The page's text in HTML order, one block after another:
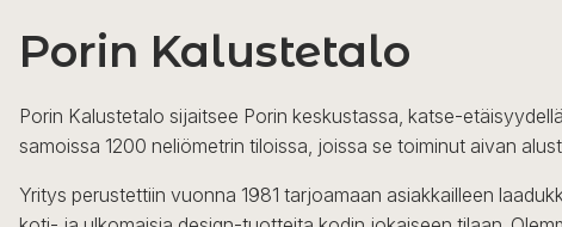
Porin Kalustetalo
Porin Kalustetalo sijaitsee Porin keskustassa, katse-
samoissa 1200 neliömetrin tiloissa, joissa se toiminut aivan
Yritys perustettiin vuonna 1981 tarjoamaan asiakkailleen